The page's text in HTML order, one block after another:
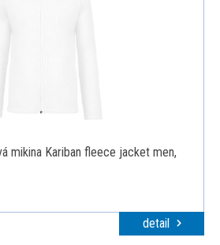
mikina Kariban fleece jacket men,
detail